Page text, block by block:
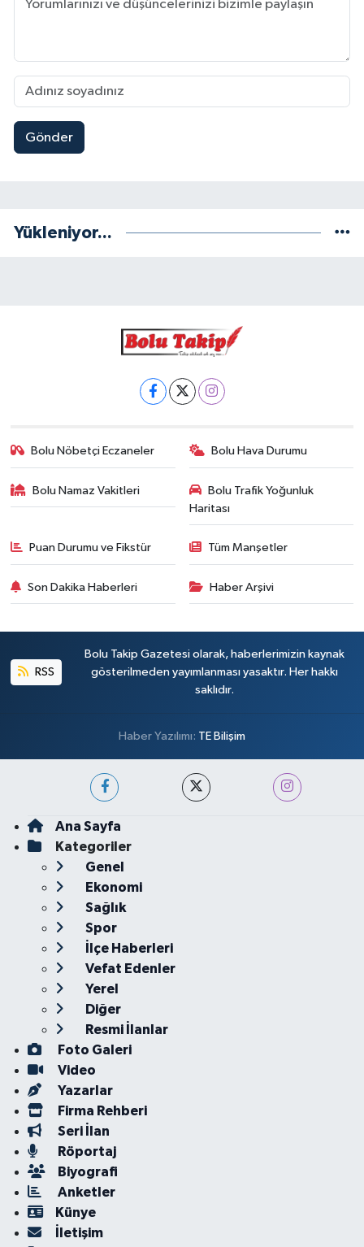
Gönder
Yükleniyor...
Bolu Nöbetçi Eczaneler Bolu Hava Durumu
Bolu Namaz Vakitleri
Bolu Trafik Yoğunluk
Haritası
Puan Durumu ve Fikstür Tüm Manşetler
Son Dakika Haberleri Haber Arşivi
RSS
Bolu Takip Gazetesi olarak, haberlerimizin kaynak
gösterilmeden yayımlanması yasaktır. Her hakkı
saklıdır.
Haber Yazılımı: TE Bilişim
Ana Sayfa
Kategoriler
Genel
Ekonomi
Sağlık
Spor
İlçe Haberleri
Vefat Edenler
Yerel
Diğer
Resmi İlanlar
Foto Galeri
Video
Yazarlar
Firma Rehberi
Seri İlan
Röportaj
Biyografi
Anketler
Künye
İletişim